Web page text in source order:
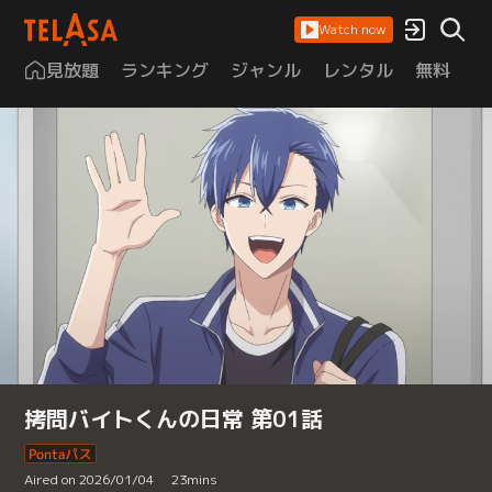
Watch now
見放題 ランキング ジャンル レンタル 無料
拷問バイトくんの日常 第01話
Aired on 2026/01/04 23mins